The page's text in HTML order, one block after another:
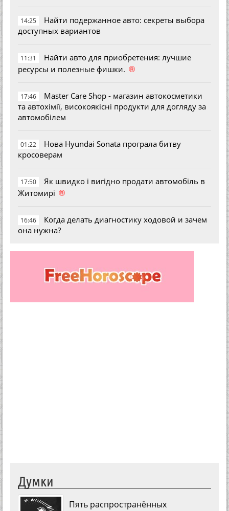
14:25
Найти подержанное авто: секреты выбора
доступных вариантов
11:31
Найти авто для приобретения: лучшие
ресурсы и полезные фишки. ®
17:46
Master Care Shop - магазин автокосметики
та автохімії, високоякісні продукти для догляду за
автомобілем
01:22
Нова Hyundai Sonata програла битву
кросоверам
17:50
Як швидко і вигідно продати автомобіль в
Житомирі ®
16:46
Когда делать диагностику ходовой и зачем
она нужна?
Думки
Пять распространённых